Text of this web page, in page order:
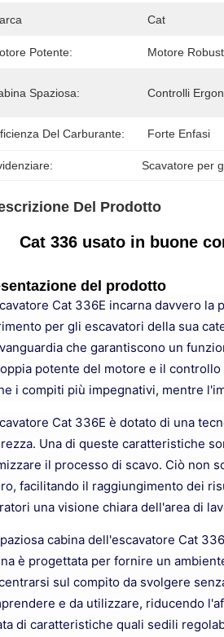
Cat
Potente: Motore
Spaziosa: Controlli
Del Carburante: Forte Enfasi
Scavatore per
Del Prodotto
Cat 336 usato in buone
del prodotto
Cat 336E incarna davvero
per gli escavatori della sua
che garantiscono un
potente del motore e il
i compiti più impegnativi, mentre
Cat 336E è dotato di una
Una di queste caratteristiche
il processo di scavo. Ciò non
facilitando il raggiungimento dei
una visione chiara dell'area di
cabina dell'escavatore Cat
è progettata per fornire un
sul compito da svolgere
e da utilizzare, riducendo
di caratteristiche quali sedili